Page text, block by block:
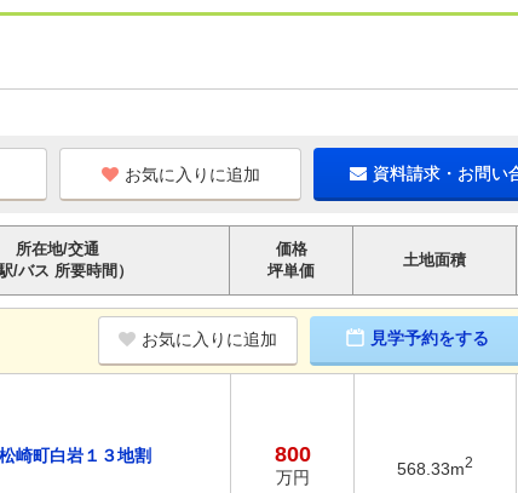
お気に入りに追加 資料請求・お問い
所在地/交通
駅/バス 所要時間）
価格
坪単価
土地面積
お気に入りに追加 見学予約をする
崎町白岩１３地割
800
万円 568.33m2